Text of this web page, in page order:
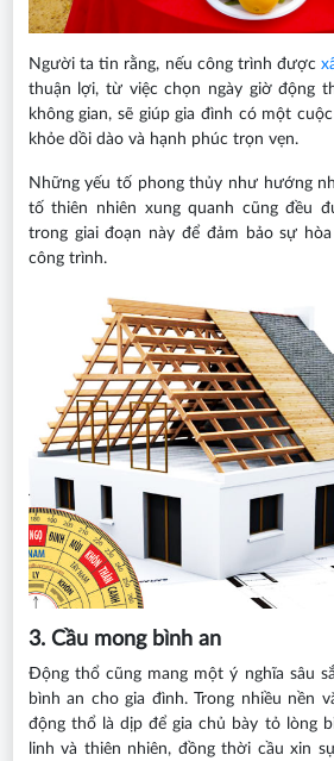
Người ta tin rằng, nếu công trình được
thuận lợi, từ việc chọn ngày giờ động
không gian, sẽ giúp gia đình có một
khỏe dồi dào và hạnh phúc trọn vẹn.
Những yếu tố phong thủy như hướng
tố thiên nhiên xung quanh cũng đều
trong giai đoạn này để đảm bảo sự
công trình.
3. Cầu mong bình an
Động thổ cũng mang một ý nghĩa sâu
bình an cho gia đình. Trong nhiều nền
động thổ là dịp để gia chủ bày tỏ lòng
linh và thiên nhiên, đồng thời cầu xin